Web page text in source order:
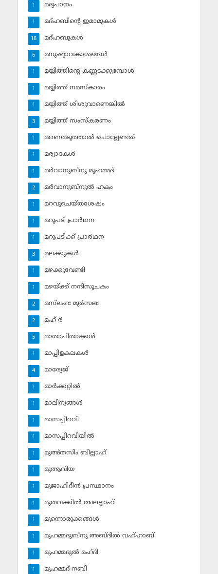
മദ്യപാനം
1
മദ്ഹബിന്റെ ഇമാമുകള്‍
1
മദ്ഹബുകള്‍
18
മനുഷ്യാവകാശങ്ങള്‍
6
മയ്യിത്തിന്റെ കണ്ണടക്കുമ്പോള്‍
1
മയ്യിത്ത് നമസ്‌കാരം
1
മയ്യിത്ത് ശിശുവാണെങ്കില്‍
1
മയ്യിത്ത് സംസ്‌കരണം
3
മരണമടുത്താല്‍ ചൊല്ലേണ്ടത്
1
മര്യാദകള്‍
1
മര്‍വാനുബ്‌നു മുഹമ്മദ്
1
മര്‍വാനുബ്‌നുല്‍ ഹകം
2
മറവുചെയ്തശേഷം
1
മറുപടി പ്രാര്‍ഥന
1
മറുപടിക്ക് പ്രാര്‍ഥന
1
മലക്കുകള്‍
3
മഴക്കുവേണ്ടി
1
മഴയ്ക്ക് നന്ദിസൂചകം
1
മസ്‌ലഹഃ മുര്‍സലഃ
2
മഹ് ര്‍
2
മാതാപിതാക്കള്‍
5
മാപ്പിളകലകള്‍
1
മാര്യേജ്
4
മാര്‍ക്കറ്റില്‍
1
മാലിന്യങ്ങള്‍
1
മാസപ്പിറവി
1
മാസപ്പിറവിയില്‍
1
മുഅ്തസിം ബില്ലാഹ്
1
മുആവിയ
1
മുജാഹിദീന്‍ പ്രസ്ഥാനം
1
മുതവക്കില്‍ അലല്ലാഹ്
1
മുന്നൊരുക്കങ്ങള്‍
1
മുഹമ്മദുബ്‌നു അബ്ദില്‍ വഹ്ഹാബ്
1
മുഹമ്മദുല്‍ മഹ്ദി
1
മുഹമ്മദ് നബി
1